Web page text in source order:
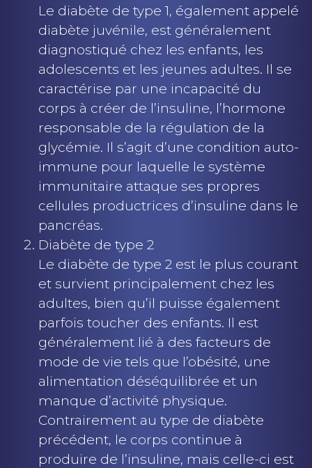
Le diabète de type 1, également appelé
diabète juvénile, est généralement
diagnostiqué chez les enfants, les
adolescents et les jeunes adultes. Il se
caractérise par une incapacité du
corps à créer de l’insuline, l’hormone
responsable de la régulation de la
glycémie. Il s’agit d’une condition auto-
immune pour laquelle le système
immunitaire attaque ses propres
cellules productrices d’insuline dans le
pancréas.
Diabète de type 2
Le diabète de type 2 est le plus courant
et survient principalement chez les
adultes, bien qu’il puisse également
parfois toucher des enfants. Il est
généralement lié à des facteurs de
mode de vie tels que l’obésité, une
alimentation déséquilibrée et un
manque d’activité physique.
Contrairement au type de diabète
précédent, le corps continue à
produire de l’insuline, mais celle-ci est